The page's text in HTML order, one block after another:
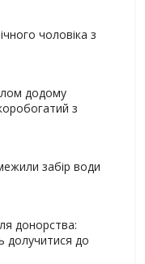
чоловіка з
додому
з
забір води
донорства:
долучитися до